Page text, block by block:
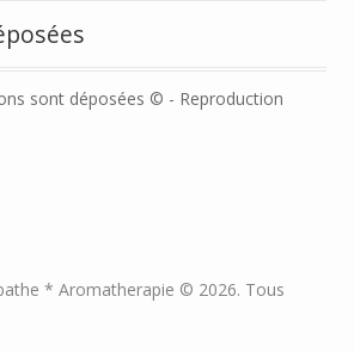
sont déposées © - Reproduction
* Aromatherapie © 2026. Tous